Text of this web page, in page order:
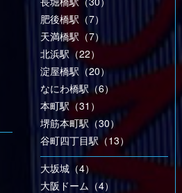
肥後橋駅（7）
天満橋駅（7）
北浜駅（22）
淀屋橋駅（20）
なにわ橋駅（6）
本町駅（31）
堺筋本町駅（30）
谷町四丁目駅（13）
大坂城（4）
大阪ドーム（4）